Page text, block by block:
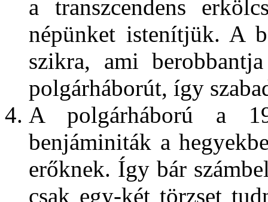
a transzcendens
népünket istenítjük. A
szikra, ami
polgárháborút, így
A polgárháború a
benjáminiták a
erőknek. Így bár
csak egy-két törzset